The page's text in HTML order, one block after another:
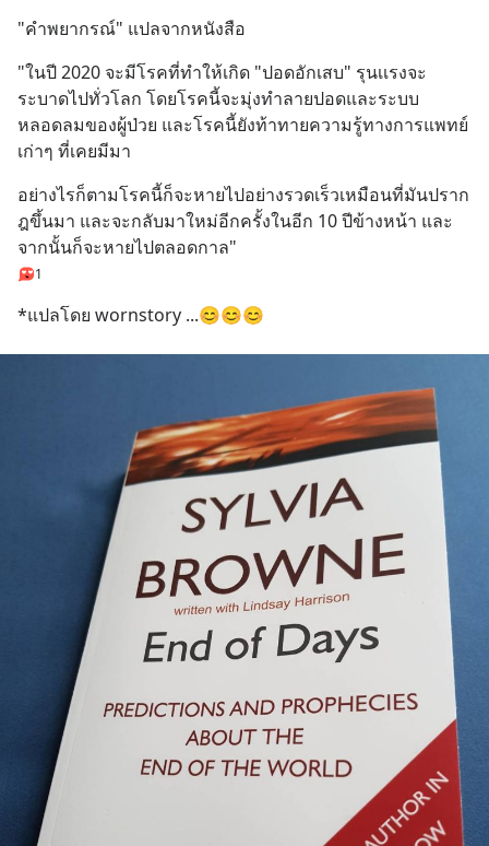
"คำพยากรณ์" แปลจากหนังสือ
"ในปี 2020 จะมีโรคที่ทำให้เกิด "ปอดอักเสบ" รุนเเรงจะ
ระบาดไปทั่วโลก โดยโรคนี้จะมุ่งทำลายปอดและระบบ
หลอดลมของผู้ป่วย และโรคนี้ยังท้าทายความรู้ทางการแพทย์
เก่าๆ ที่เคยมีมา
อย่างไรก็ตามโรคนี้ก็จะหายไปอย่างรวดเร็วเหมือนที่มันปราก
ฎขึ้นมา และจะกลับมาใหม่อีกครั้งในอีก 10 ปีข้างหน้า และ
จากนั้นก็จะหายไปตลอดกาล"
1
*แปลโดย wornstory ...😊😊😊